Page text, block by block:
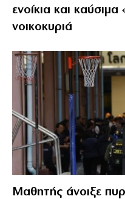
ενοίκια και καύσιμα
νοικοκυριά
Μαθητής άνοιξε